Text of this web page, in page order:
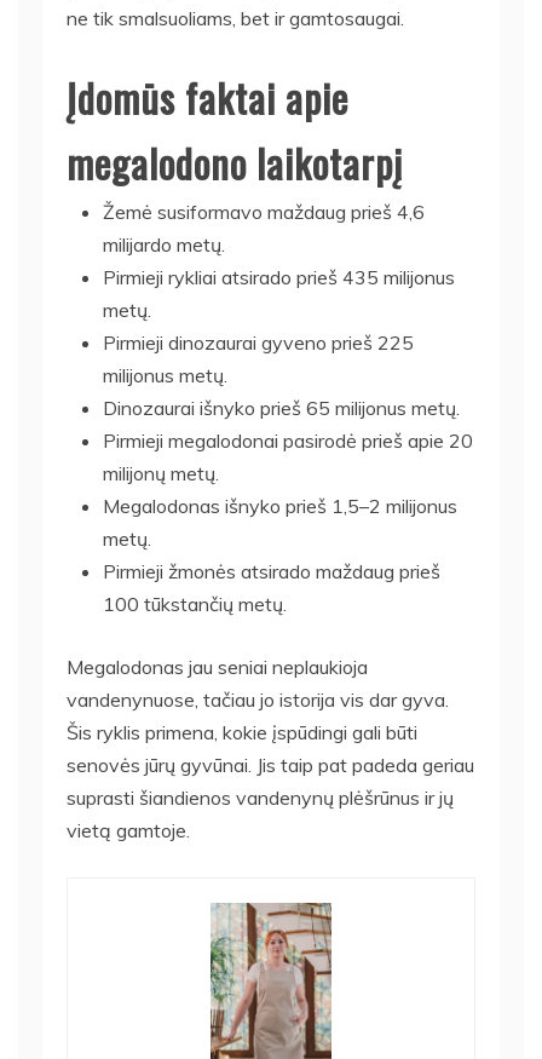
ne tik smalsuoliams, bet ir gamtosaugai.
Įdomūs faktai apie
megalodono laikotarpį
Žemė susiformavo maždaug prieš 4,6
milijardo metų.
Pirmieji rykliai atsirado prieš 435 milijonus
metų.
Pirmieji dinozaurai gyveno prieš 225
milijonus metų.
Dinozaurai išnyko prieš 65 milijonus metų.
Pirmieji megalodonai pasirodė prieš apie 20
milijonų metų.
Megalodonas išnyko prieš 1,5–2 milijonus
metų.
Pirmieji žmonės atsirado maždaug prieš
100 tūkstančių metų.
Megalodonas jau seniai neplaukioja
vandenynuose, tačiau jo istorija vis dar gyva.
Šis ryklis primena, kokie įspūdingi gali būti
senovės jūrų gyvūnai. Jis taip pat padeda geriau
suprasti šiandienos vandenynų plėšrūnus ir jų
vietą gamtoje.